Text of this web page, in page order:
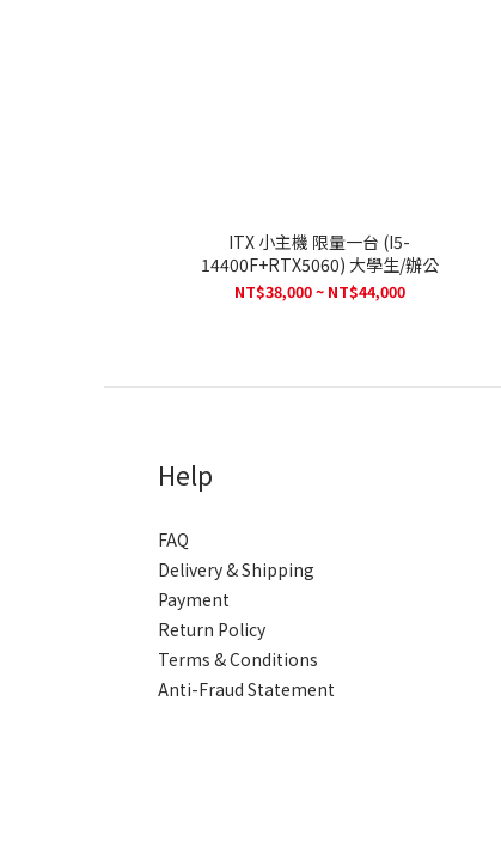
ITX 小主機 限量一台 (I5-
14400F+RTX5060) 大學生/辦公
NT$38,000 ~ NT$44,000
Help
FAQ
Delivery & Shipping
Payment
Return Policy
Terms & Conditions
Anti-Fraud Statement